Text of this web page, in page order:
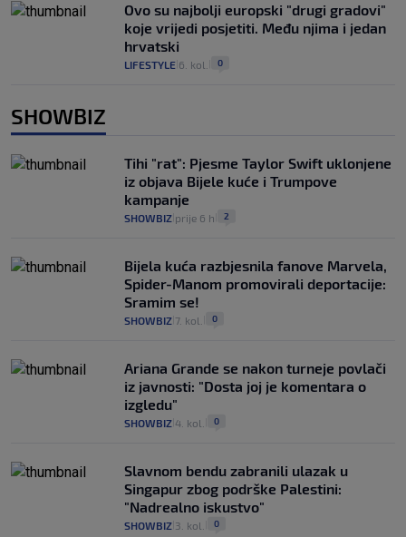
Ovo su najbolji europski "drugi gradovi"
koje vrijedi posjetiti. Među njima i jedan
hrvatski
LIFESTYLE 6. kol. 0
SHOWBIZ
Tihi "rat": Pjesme Taylor Swift uklonjene
iz objava Bijele kuće i Trumpove
kampanje
SHOWBIZ prije 6 h 2
Bijela kuća razbjesnila fanove Marvela,
Spider-Manom promovirali deportacije:
Sramim se!
SHOWBIZ 7. kol. 0
Ariana Grande se nakon turneje povlači
iz javnosti: "Dosta joj je komentara o
izgledu"
SHOWBIZ 4. kol. 0
Slavnom bendu zabranili ulazak u
Singapur zbog podrške Palestini:
"Nadrealno iskustvo"
SHOWBIZ 3. kol. 0